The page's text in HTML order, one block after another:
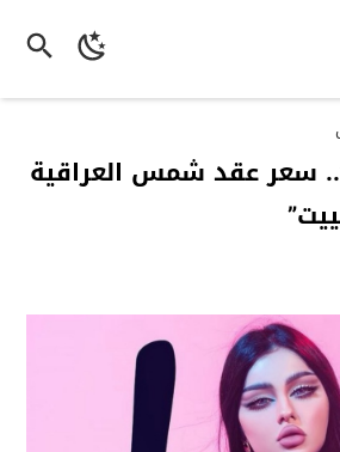
سعر عقد شمس العراقية